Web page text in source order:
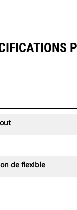
de flexible